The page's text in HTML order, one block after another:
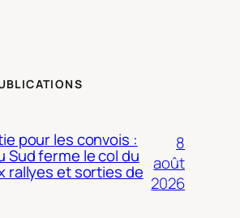
pour les convois :
Sud ferme le col du
rallyes et sorties de
8
août
2026